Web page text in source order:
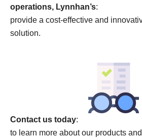
operations, Lynnhan’s:
provide a cost-effective and
solution.
Contact us today:
to learn more about our products